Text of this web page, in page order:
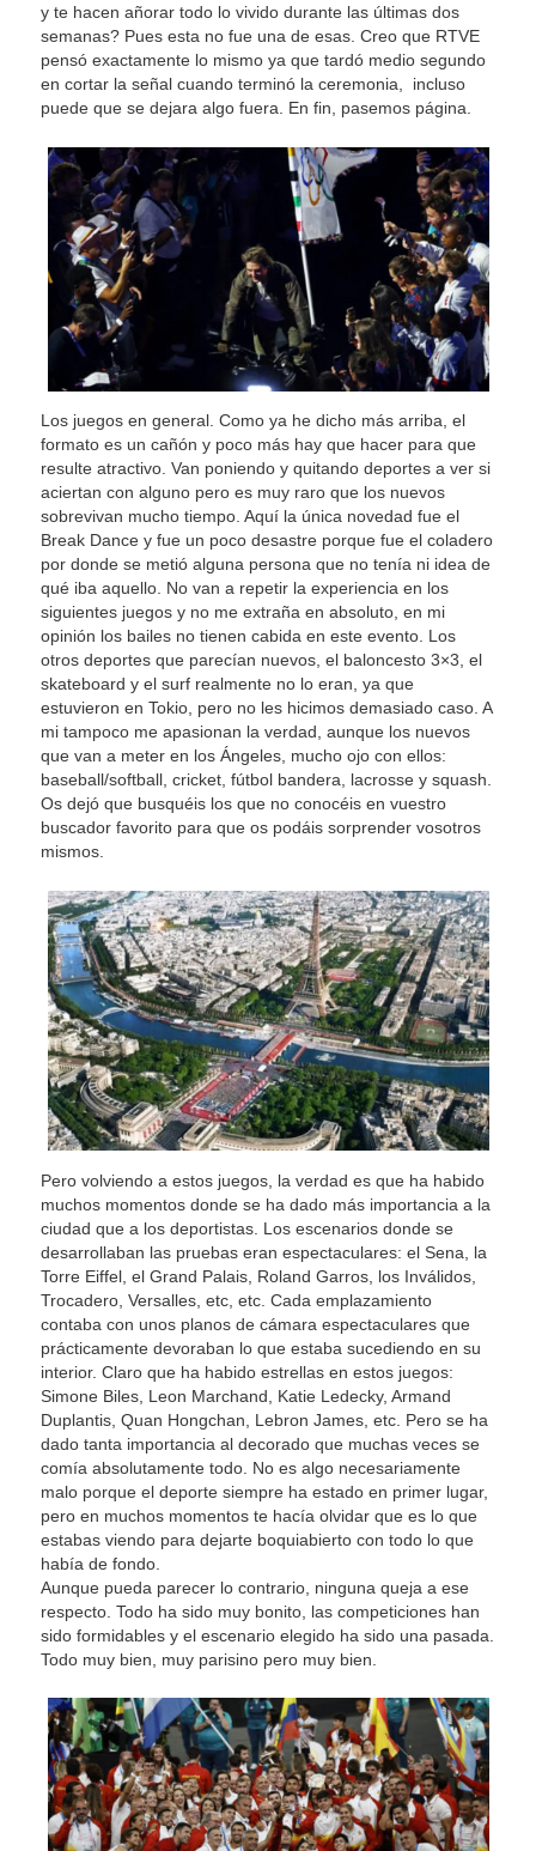
y te hacen añorar todo lo vivido durante las últimas dos
semanas? Pues esta no fue una de esas. Creo que RTVE
pensó exactamente lo mismo ya que tardó medio segundo
en cortar la señal cuando terminó la ceremonia, incluso
puede que se dejara algo fuera. En fin, pasemos página.
Los juegos en general. Como ya he dicho más arriba, el
formato es un cañón y poco más hay que hacer para que
resulte atractivo. Van poniendo y quitando deportes a ver si
aciertan con alguno pero es muy raro que los nuevos
sobrevivan mucho tiempo. Aquí la única novedad fue el
Break Dance y fue un poco desastre porque fue el coladero
por donde se metió alguna persona que no tenía ni idea de
qué iba aquello. No van a repetir la experiencia en los
siguientes juegos y no me extraña en absoluto, en mi
opinión los bailes no tienen cabida en este evento. Los
otros deportes que parecían nuevos, el baloncesto 3×3, el
skateboard y el surf realmente no lo eran, ya que
estuvieron en Tokio, pero no les hicimos demasiado caso. A
mi tampoco me apasionan la verdad, aunque los nuevos
que van a meter en los Ángeles, mucho ojo con ellos:
baseball/softball, cricket, fútbol bandera, lacrosse y squash.
Os dejó que busquéis los que no conocéis en vuestro
buscador favorito para que os podáis sorprender vosotros
mismos.
Pero volviendo a estos juegos, la verdad es que ha habido
muchos momentos donde se ha dado más importancia a la
ciudad que a los deportistas. Los escenarios donde se
desarrollaban las pruebas eran espectaculares: el Sena, la
Torre Eiffel, el Grand Palais, Roland Garros, los Inválidos,
Trocadero, Versalles, etc, etc. Cada emplazamiento
contaba con unos planos de cámara espectaculares que
prácticamente devoraban lo que estaba sucediendo en su
interior. Claro que ha habido estrellas en estos juegos:
Simone Biles, Leon Marchand, Katie Ledecky, Armand
Duplantis, Quan Hongchan, Lebron James, etc. Pero se ha
dado tanta importancia al decorado que muchas veces se
comía absolutamente todo. No es algo necesariamente
malo porque el deporte siempre ha estado en primer lugar,
pero en muchos momentos te hacía olvidar que es lo que
estabas viendo para dejarte boquiabierto con todo lo que
había de fondo.
Aunque pueda parecer lo contrario, ninguna queja a ese
respecto. Todo ha sido muy bonito, las competiciones han
sido formidables y el escenario elegido ha sido una pasada.
Todo muy bien, muy parisino pero muy bien.